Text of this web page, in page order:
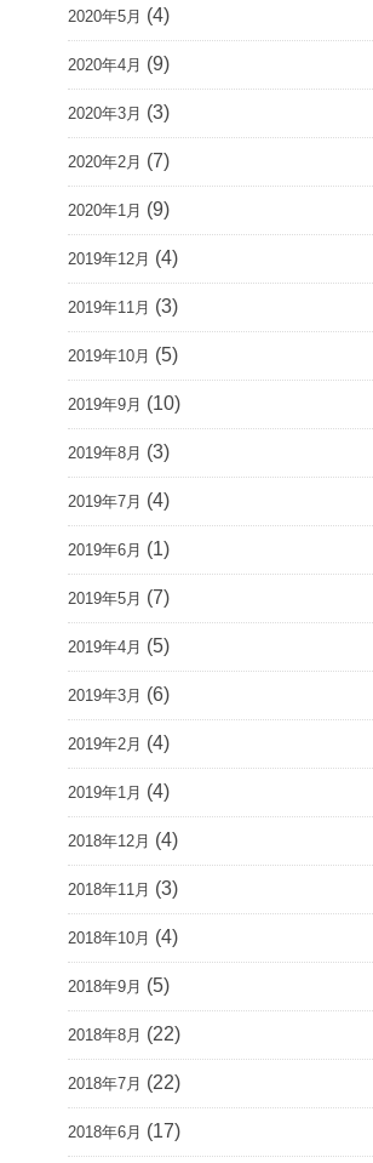
2020年5月 (4)
2020年4月 (9)
2020年3月 (3)
2020年2月 (7)
2020年1月 (9)
2019年12月 (4)
2019年11月 (3)
2019年10月 (5)
2019年9月 (10)
2019年8月 (3)
2019年7月 (4)
2019年6月 (1)
2019年5月 (7)
2019年4月 (5)
2019年3月 (6)
2019年2月 (4)
2019年1月 (4)
2018年12月 (4)
2018年11月 (3)
2018年10月 (4)
2018年9月 (5)
2018年8月 (22)
2018年7月 (22)
2018年6月 (17)